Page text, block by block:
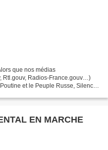
que nos médias
Rtl.gouv, Radios-France.gouv…)
et le Peuple Russe, Silence
EN MARCHE